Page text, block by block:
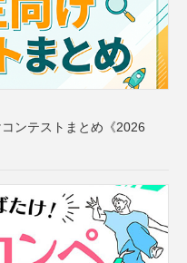
ンテストまとめ《2026